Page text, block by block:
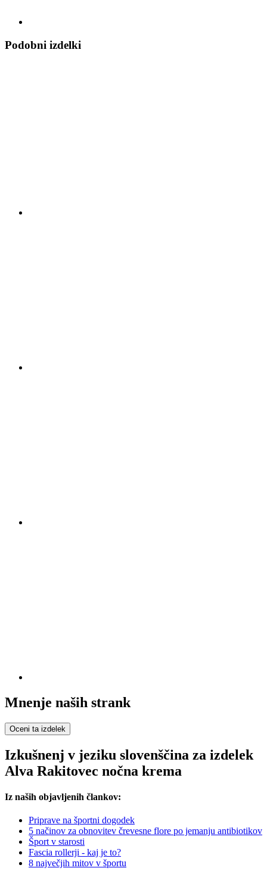
Podobni izdelki
Mnenje naših strank
Oceni ta izdelek
Izkušnenj v jeziku slovenščina za izdelek
Alva Rakitovec nočna krema
Iz naših objavljenih člankov:
Priprave na športni dogodek
5 načinov za obnovitev črevesne flore po jemanju antibiotikov
Šport v starosti
Fascia rollerji - kaj je to?
8 največjih mitov v športu